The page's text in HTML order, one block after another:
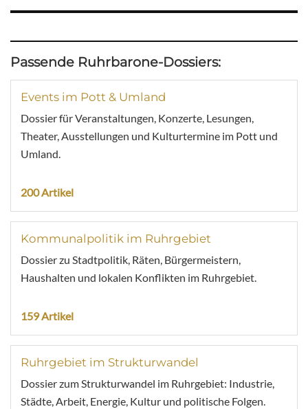
Passende Ruhrbarone-Dossiers:
Events im Pott & Umland
Dossier für Veranstaltungen, Konzerte, Lesungen,
Theater, Ausstellungen und Kulturtermine im Pott und
Umland.
200 Artikel
Kommunalpolitik im Ruhrgebiet
Dossier zu Stadtpolitik, Räten, Bürgermeistern,
Haushalten und lokalen Konflikten im Ruhrgebiet.
159 Artikel
Ruhrgebiet im Strukturwandel
Dossier zum Strukturwandel im Ruhrgebiet: Industrie,
Städte, Arbeit, Energie, Kultur und politische Folgen.